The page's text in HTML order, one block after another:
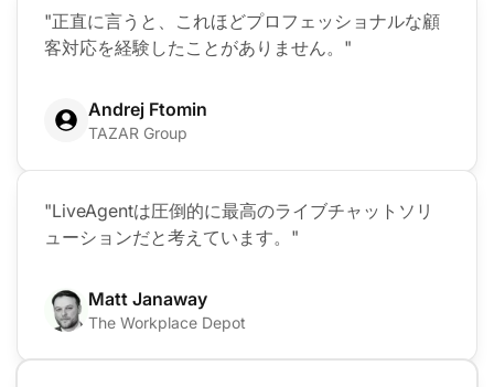
"正直に言うと、これほどプロフェッショナルな顧
客対応を経験したことがありません。"
Andrej Ftomin
TAZAR Group
"LiveAgentは圧倒的に最高のライブチャットソリ
ューションだと考えています。"
Matt Janaway
The Workplace Depot